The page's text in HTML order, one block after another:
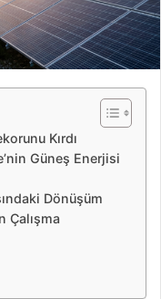
Kırdı
Güneş Enerjisi
Dönüşüm
Çalışma